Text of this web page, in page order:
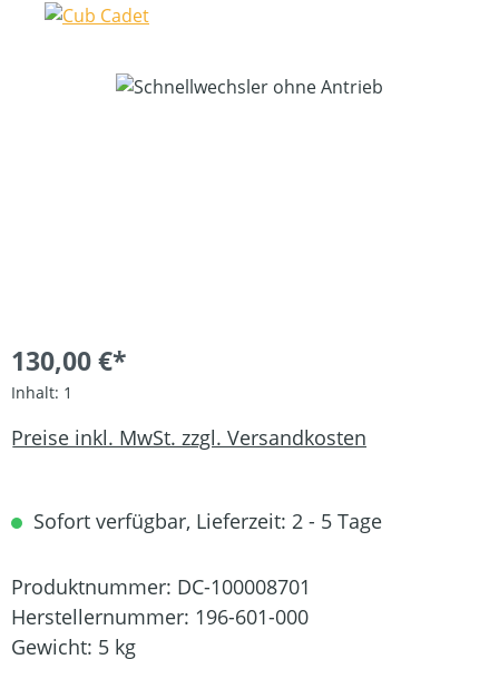
Bildergalerie überspringen
130,00 €*
Inhalt: 1
Preise inkl. MwSt. zzgl. Versandkosten
Sofort verfügbar, Lieferzeit: 2 - 5 Tage
Produktnummer: DC-100008701
Herstellernummer: 196-601-000
Gewicht: 5 kg